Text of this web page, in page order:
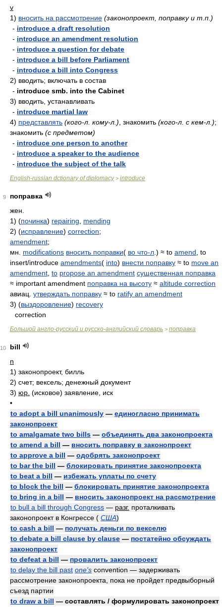
v
1) вносить на рассмотрение (законопроект, поправку и т.п.)
- introduce a draft resolution
- introduce an amendment resolution
- introduce a question for debate
- introduce a bill before Parliament
- introduce a bill into Congress
2) вводить; включать в состав
- introduce smb. into the Cabinet
3) вводить, устанавливать
- introduce martial law
4) представлять (кого-л. кому-л.) , знакомить (кого-л. с кем-л.);
знакомить (с предметом)
- introduce one person to another
- introduce a speaker to the audience
- introduce the subject of the talk
English-russian dctionary of diplomacy> introduce
9
поправка
жен.
1) (починка) repairing
mending
2) (исправление) correction;
amendment;
мн. modifications вносить поправки( во что-л .) ≈ to amend , to
insert/introduce amendments( into) внести поправку ≈ to move an
amendment to propose an amendment существенная поправка
≈ important amendment поправка на высоту ≈ altitude correction
авиац. утверждать поправку ≈ to ratify an amendment
3) (выздоровление) recovery
correction
Большой англо-русский и русско-английский словарь > поправка
10
bill
n
1) законопроект, билль
2) счет; вексель; денежный документ
3) юр. (исковое) заявление, иск
•
to adopt a bill unanimously — единогласно принимать
законопроект
to amalgamate two bills — объединять два законопроекта
to amend a bill — вносить поправку в законопроект
to approve a bill — одобрять законопроект
to bar the bill — блокировать принятие законопроекта
to beat a bill — избежать уплаты по счету
to block the bill — блокировать принятие законопроекта
to bring in a bill — вносить законопроект на рассмотрение
to bull a bill through Congress — разг. проталкивать
законопроект в Конгрессе ( США)
to cash a bill — получать деньги по векселю
to debate a bill clause by clause — постатейно обсуждать
законопроект
to defeat a bill — провалить законопроект
to delay the bill past one's convention — задерживать
рассмотрение законопроекта, пока не пройдет предвыборный
съезд партии
to draw a bill — составлять / формулировать законопроект